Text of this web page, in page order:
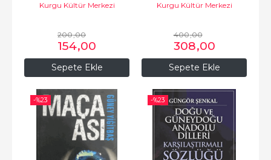
Sepete Ekle
Kurgu Kültür Merkezi
200,00
154,00
Sepete Ekle
Kurgu Kültür Merkezi
400,00
308,00
-%23 -%23